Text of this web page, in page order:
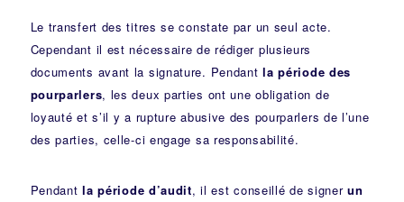
Le transfert des titres se constate par un seul acte.
Cependant il est nécessaire de rédiger plusieurs
documents avant la signature. Pendantla période des
pourparlers, les deux parties ont une obligation de
loyauté et s’il y a rupture abusive des pourparlers de l’une
des parties, celle-ci engage sa responsabilité.
Pendantla période d’audit, il est conseillé de signerun